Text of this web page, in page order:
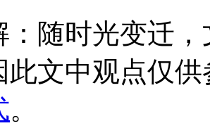
：随时光变迁
此文中观点仅供
。